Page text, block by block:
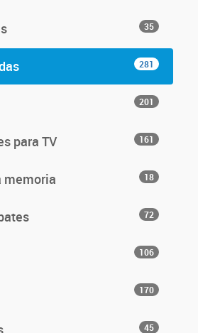
35
281
201
para TV 161
memoria 18
72
106
170
45